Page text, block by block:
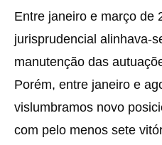
Entre janeiro e março de
jurisprudencial alinhava-
manutenção das
Porém, entre janeiro e
vislumbramos novo
com pelo menos sete